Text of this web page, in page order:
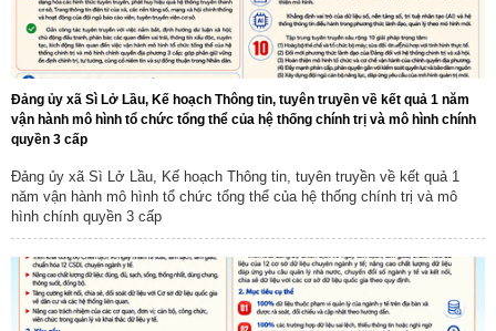
Đảng ủy xã Sì Lở Lầu, Kế hoạch Thông tin, tuyên truyền về kết quả 1 năm
vận hành mô hình tổ chức tổng thể của hệ thống chính trị và mô hình chính
quyền 3 cấp
Đảng ủy xã Sì Lở Lầu, Kế hoạch Thông tin, tuyên truyền về kết quả 1
năm vận hành mô hình tổ chức tổng thể của hệ thống chính trị và mô
hình chính quyền 3 cấp